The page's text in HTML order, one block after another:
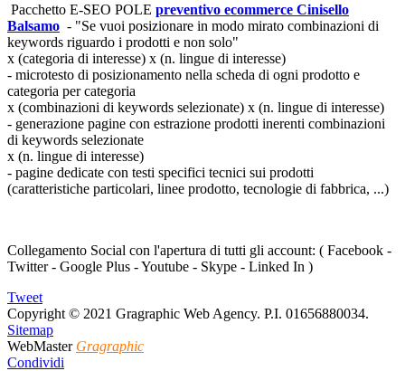
Pacchetto E-SEO POLE preventivo ecommerce Cinisello
Balsamo - "Se vuoi posizionare in modo mirato combinazioni di
keywords riguardo i prodotti e non solo"
x (categoria di interesse) x (n. lingue di interesse)
- microtesto di posizionamento nella scheda di ogni prodotto e
categoria per categoria
x (combinazioni di keywords selezionate) x (n. lingue di interesse)
- generazione pagine con estrazione prodotti inerenti combinazioni
di keywords selezionate
x (n. lingue di interesse)
- pagine dedicate con testi specifici tecnici sui prodotti
(caratteristiche particolari, linee prodotto, tecnologie di fabbrica, ...)
Collegamento Social con l'apertura di tutti gli account: ( Facebook -
Twitter - Google Plus - Youtube - Skype - Linked In )
Tweet
Copyright © 2021 Gragraphic Web Agency. P.I. 01656880034.
Sitemap
WebMaster Gragraphic
Condividi